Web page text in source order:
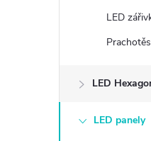
í
LED
LED
LED panely